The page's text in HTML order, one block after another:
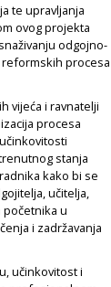
te upravljanja
ovog projekta
odgojno-
procesa
vijeća i ravnatelji
procesa
stanja
kako bi se
učitelja,
u
i zadržavanja
učinkovitost i